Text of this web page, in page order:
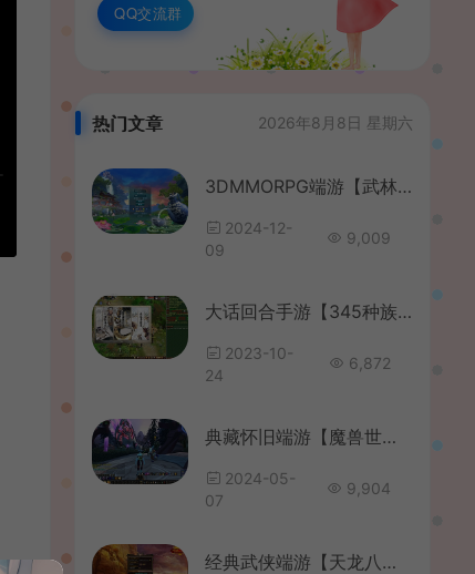
QQ交流群
热门文章 2026年8月8日 星期六
3DMMORPG端游【武林外传之江湖缘起】最新整理单机一键即玩镜像端+Linux手工服务端+GM工具+网页注册+PC客户端+详细搭建教程
2024-12-
09
9,009
大话回合手游【345种族切换】最新整理WIN系服务端+安卓PC互通客户端+详细搭建教程+视频教程+全套源码
2023-10-
24
6,872
典藏怀旧端游【魔兽世界之和谐魔兽】最新整理Win系服务端+假人+本地注册+PC客户端+GM指令教程+详细搭建教程
2024-05-
07
9,904
经典武侠端游【天龙八部之永生劫初章】最新整理Linux手工服务端+PC客户端+GM工具+详细搭建教程